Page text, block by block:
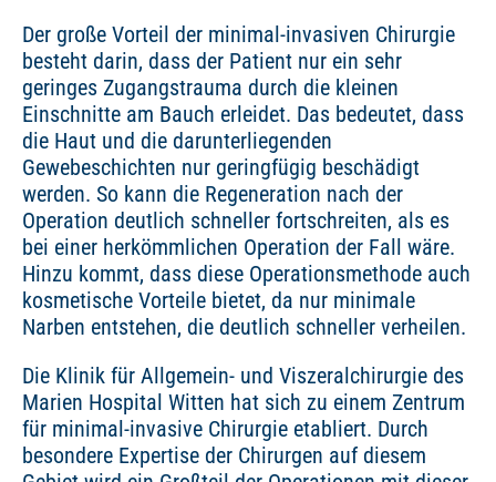
Der große Vorteil der minimal-invasiven Chirurgie
besteht darin, dass der Patient nur ein sehr
geringes Zugangstrauma durch die kleinen
Einschnitte am Bauch erleidet. Das bedeutet, dass
die Haut und die darunterliegenden
Gewebeschichten nur geringfügig beschädigt
werden. So kann die Regeneration nach der
Operation deutlich schneller fortschreiten, als es
bei einer herkömmlichen Operation der Fall wäre.
Hinzu kommt, dass diese Operationsmethode auch
kosmetische Vorteile bietet, da nur minimale
Narben entstehen, die deutlich schneller verheilen.
Die Klinik für Allgemein- und Viszeralchirurgie des
Marien Hospital Witten hat sich zu einem Zentrum
für minimal-invasive Chirurgie etabliert. Durch
besondere Expertise der Chirurgen auf diesem